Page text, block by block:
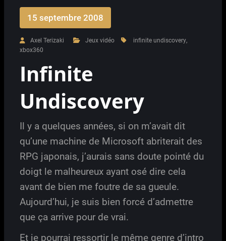
15 septembre 2008
Axel Terizaki Jeux vidéo infinite undiscovery,
xbox360
Infinite
Undiscovery
Il y a quelques années, si on m’avait dit
qu’une machine de Microsoft abriterait des
RPG japonais, j’aurais sans doute pointé du
doigt le malheureux ayant osé dire cela
avant de bien me foutre de sa gueule.
Aujourd’hui, je suis bien forcé d’admettre
que ça arrive pour de vrai.
Et je pourrai ressortir le même genre d’intro